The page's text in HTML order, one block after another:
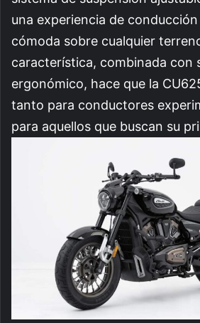
una experiencia de
cómoda sobre cualquier
característica, combinada con
ergonómico, hace que la
tanto para conductores
para aquellos que buscan su